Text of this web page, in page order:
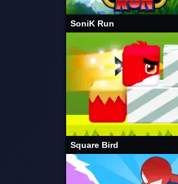
SoniK Run
Square Bird